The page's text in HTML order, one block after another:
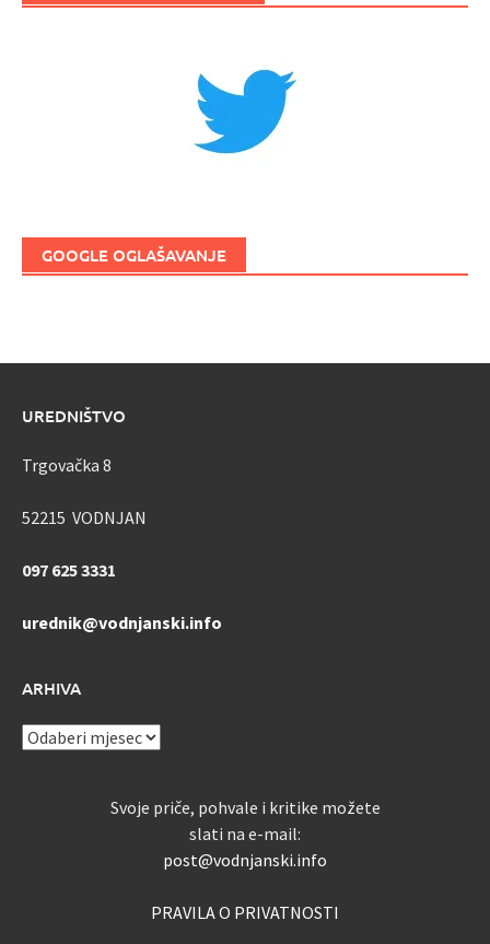
GOOGLE OGLAŠAVANJE
UREDNIŠTVO
Trgovačka 8
52215 VODNJAN
097 625 3331
urednik@vodnjanski.info
ARHIVA
ARHIVA
Svoje priče, pohvale i kritike možete
slati na e-mail:
post@vodnjanski.info
PRAVILA O PRIVATNOSTI